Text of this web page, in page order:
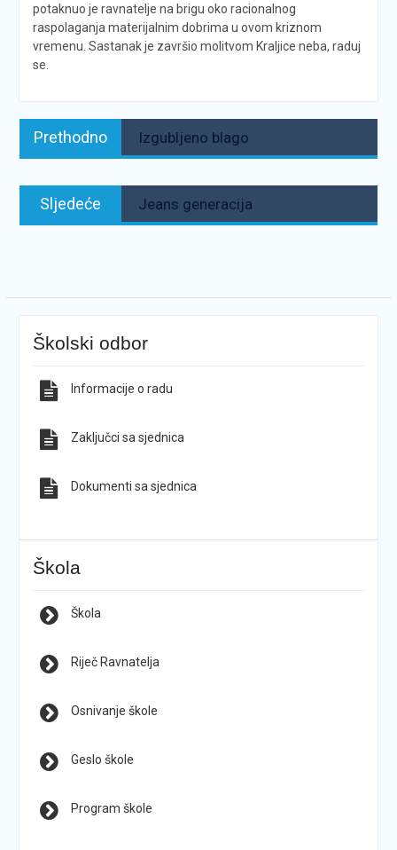
potaknuo je ravnatelje na brigu oko racionalnog
raspolaganja materijalnim dobrima u ovom kriznom
vremenu. Sastanak je završio molitvom Kraljice neba, raduj
se.
Navigacija
objava
Prethodno Izgubljeno blago
Sljedeće Jeans generacija
Školski odbor
Informacije o radu
Zaključci sa sjednica
Dokumenti sa sjednica
Škola
Škola
Riječ Ravnatelja
Osnivanje škole
Geslo škole
Program škole